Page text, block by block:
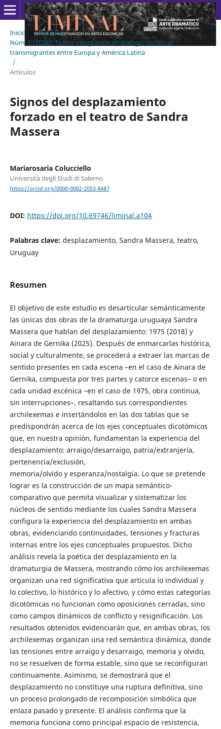
Inicio / Archivos /
Núm. 5 (2026): Teatro y migración en diálogo: po/éticas
transmigrantes entre Europa y América Latina
/
Artículos
Signos del desplazamiento
forzado en el teatro de Sandra
Massera
Mariarosaria Colucciello
Università degli Studi di Salerno
https://orcid.org/0000-0002-2053-8487
DOI: https://doi.org/10.69746/liminal.a104
Palabras clave: desplazamiento, Sandra Massera, teatro,
Uruguay
Resumen
El objetivo de este estudio es desarticular semánticamente
las únicas dos obras de la dramaturga uruguaya Sandra
Massera que hablan del desplazamiento: 1975 (2018) y
Ainara de Gernika (2025). Después de enmarcarlas histórica,
social y culturalmente, se procederá a extraer las marcas de
sentido presentes en cada escena –en el caso de Ainara de
Gernika, compuesta por tres partes y catorce escenas– o en
cada unidad escénica –en el caso de 1975, obra continua,
sin interrupciones–, resaltando sus correspondientes
archilexemas e insertándolos en las dos tablas que se
predispondrán acerca de los ejes conceptuales dicotómicos
que, en nuestra opinión, fundamentan la experiencia del
desplazamiento: arraigo/desarraigo, patria/extranjería,
pertenencia/exclusión,
memoria/olvido y esperanza/nostalgia. Lo que se pretende
lograr es la construcción de un mapa semántico-
comparativo que permita visualizar y sistematizar los
núcleos de sentido mediante los cuales Sandra Massera
configura la experiencia del desplazamiento en ambas
obras, evidenciando continuidades, tensiones y fracturas
internas entre los ejes conceptuales propuestos. Dicho
análisis revela la poética del desplazamiento en la
dramaturgia de Massera, mostrando cómo los archilexemas
organizan una red significativa que articula lo individual y
lo colectivo, lo histórico y lo afectivo, y cómo estas categorías
dicotómicas no funcionan como oposiciones cerradas, sino
como campos dinámicos de conflicto y resignificación. Los
resultados obtenidos evidenciarán que, en ambas obras, los
archilexemas organizan una red semántica dinámica, donde
las tensiones entre arraigo y desarraigo, memoria y olvido,
no se resuelven de forma estable, sino que se reconfiguran
continuamente. Asimismo, se demostrará que el
desplazamiento no constituye una ruptura definitiva, sino
un proceso prolongado de recomposición simbólica que
enlaza pasado y presente. El análisis confirma que la
memoria funciona como principal espacio de resistencia,